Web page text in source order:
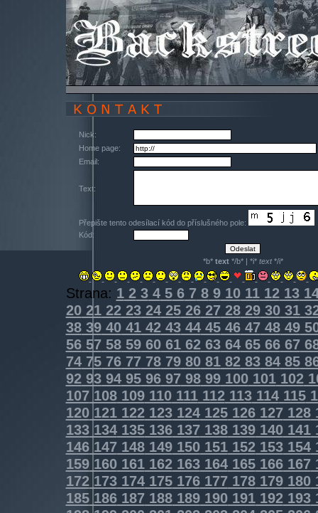
Nick:
Home page:
Email:
Text:
Přepište tento odesílací kód do příslušného pole:
Kód:
*b* text*/b* | *i* text*/i*
Strana: 12345678910111213
202122232425262728293031
383940414243444546474849
565758596061626364656667
747576777879808182838485
9293949596979899100101102
107108109110111112113114115
120121122123124125126127128
133134135136137138139140141
146147148149150151152153154
159160161162163164165166167
172173174175176177178179180
185186187188189190191192193